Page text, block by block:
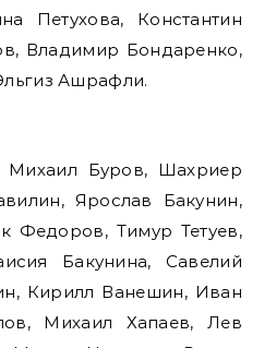
Петухова, Константин
Владимир Бондаренко,
Ашрафли.
Михаил Буров, Шахриер
Ярослав Бакунин,
Федоров, Тимур Тетуев,
Бакунина, Савелий
Кирилл Ванешин, Иван
Михаил Хапаев, Лев